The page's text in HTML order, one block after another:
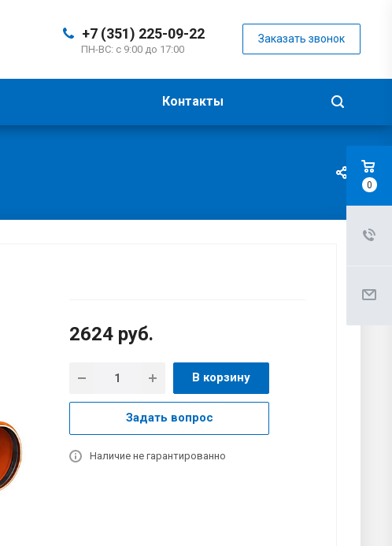
+7 (351) 225-09-22
ПН-ВС: с 9:00 до 17:00
Заказать звонок
Контакты
2624 руб.
В корзину
Задать вопрос
Наличие не гарантированно
0